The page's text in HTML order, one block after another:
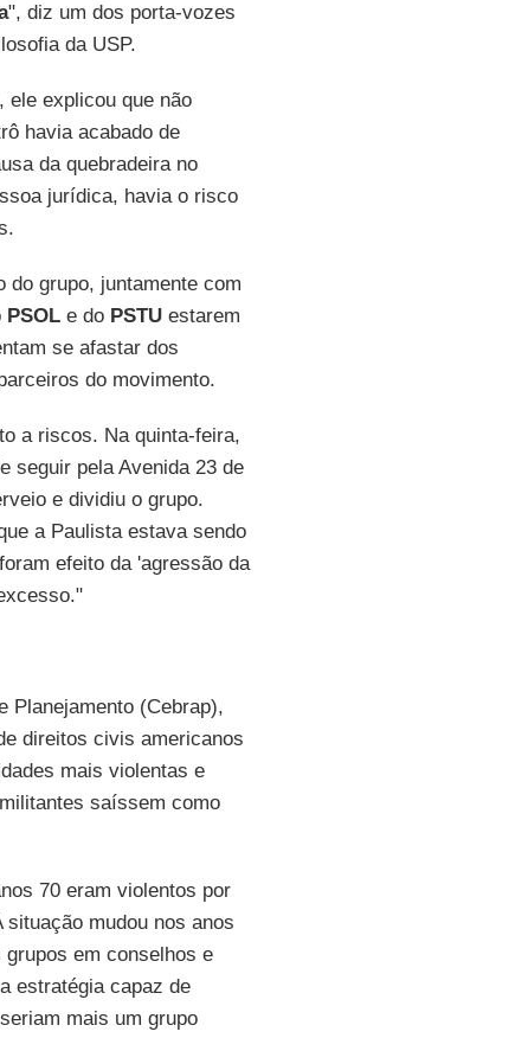
", diz um dos porta-vozes
da USP.
ele explicou que não
havia acabado de
da quebradeira no
jurídica, havia o risco
do grupo, juntamente com
PSOLe do PSTUestarem
se afastar dos
do movimento.
a riscos. Na quinta-feira,
seguir pela Avenida 23 de
e dividiu o grupo.
a Paulista estava sendo
efeito da 'agressão da
Planejamento (Cebrap),
direitos civis americanos
mais violentas e
saíssem como
70 eram violentos por
mudou nos anos
em conselhos e
estratégia capaz de
mais um grupo